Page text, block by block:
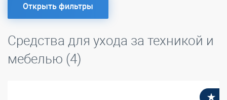
Открыть фильтры
Средства для ухода за техникой и
мебелью (4)